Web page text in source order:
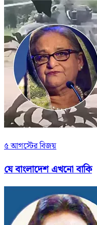
৫ আগস্টের বিজয়
যে বাংলাদেশ এখনো বাকি